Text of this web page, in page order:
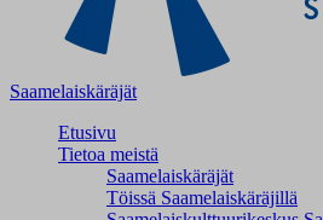
Saamelaiskäräjät
Etusivu
Tietoa meistä
Saamelaiskäräjät
Töissä Saamelaiskäräjillä